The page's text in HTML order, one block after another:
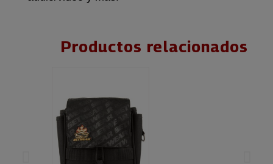
Productos relacionados